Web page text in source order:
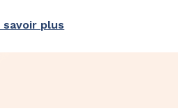
savoir plus